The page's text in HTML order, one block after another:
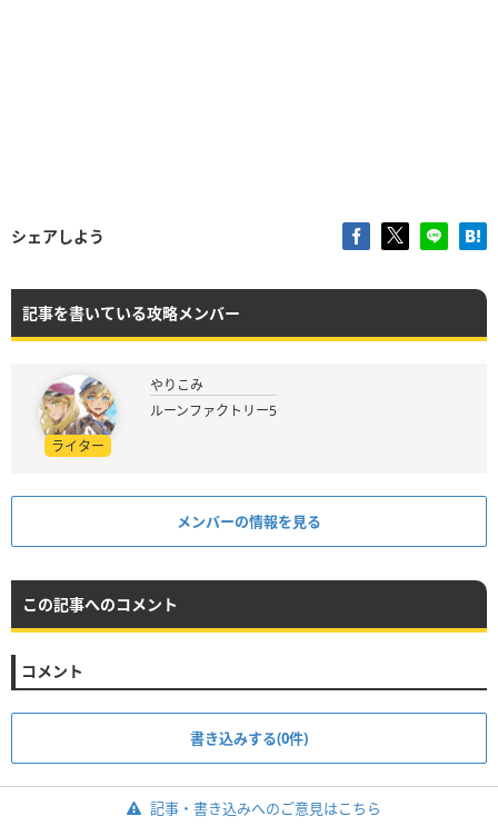
シェアしよう
記事を書いている攻略メンバー
ライター
やりこみ
ルーンファクトリー5
メンバーの情報を見る
この記事へのコメント
コメント
書き込みする(0件)
記事・書き込みへのご意見はこちら